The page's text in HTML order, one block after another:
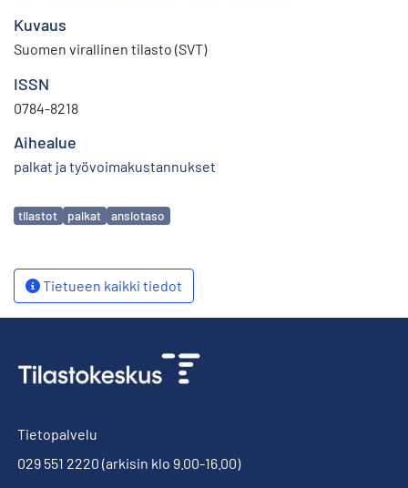
Kuvaus
Suomen virallinen tilasto (SVT)
ISSN
0784-8218
Aihealue
palkat ja työvoimakustannukset
Avainsanat
tilastot palkat ansiotaso
Tietueen kaikki tiedot
Tietopalvelu
029 551 2220 (arkisin klo 9.00-16.00)